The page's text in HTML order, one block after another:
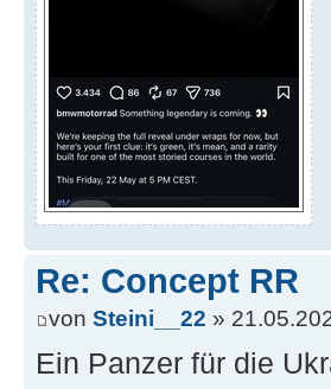
Re: Concept RR
von Steini__22 »
Ein Panzer für die